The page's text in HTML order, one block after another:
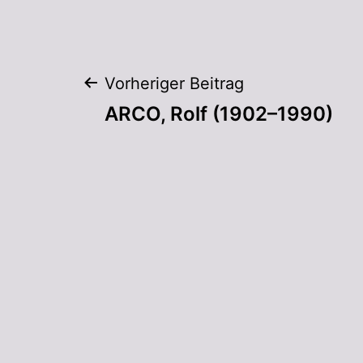
Vorheriger Beitrag
ARCO, Rolf (1902–1990)